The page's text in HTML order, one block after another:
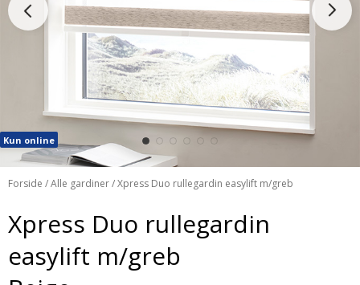
Kun online
Forside /Alle gardiner/ Xpress Duo rullegardin easylift m/greb
Xpress Duo rullegardin
easylift m/greb